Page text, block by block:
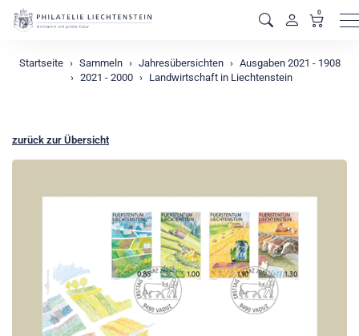
0
Startseite Sammeln Jahresübersichten
Ausgaben 2021 - 1908
2021 - 2000
Landwirtschaft in Liechtenstein
zurück zur Übersicht